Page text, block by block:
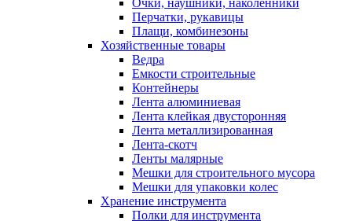
Очки, наушники, наколенники
Перчатки, рукавицы
Плащи, комбинезоны
Хозяйственные товары
Ведра
Емкости строительные
Контейнеры
Лента алюминиевая
Лента клейкая двусторонняя
Лента металлизированная
Лента-скотч
Ленты малярные
Мешки для строительного мусора
Мешки для упаковки колес
Хранение инструмента
Полки для инструмента